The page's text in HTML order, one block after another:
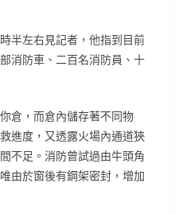
半左右見記者，他指到目前
消防車、二百名消防員、十
倉，而倉內儲存著不同物
進度，又透露火場內通道狹
不足。消防曾試過由牛頭角
由於窗後有鋼架密封，增加